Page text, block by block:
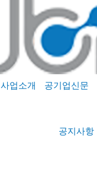
사업소개 공기업신문
공지사항